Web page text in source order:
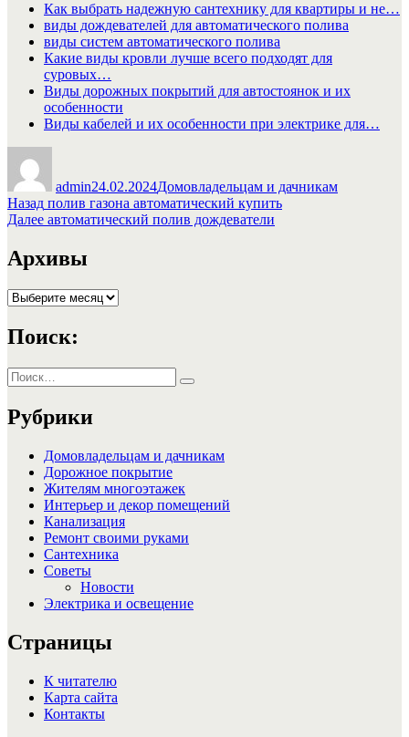
Как выбрать надежную сантехнику для квартиры и не…
виды дождевателей для автоматического полива
виды систем автоматического полива
Какие виды кровли лучше всего подходят для
суровых…
Виды дорожных покрытий для автостоянок и их
особенности
Виды кабелей и их особенности при электрике для…
admin24.02.2024Домовладельцам и дачникам
Навигация
по
записям
Назад Предыдущая
запись:
полив газона автоматический купить
Далее Следующая
автоматический полив дождеватели
Архивы
Архивы
Поиск:
Искать:
Поиск
Рубрики
Домовладельцам и дачникам
Дорожное покрытие
Жителям многоэтажек
Интерьер и декор помещений
Канализация
Ремонт своими руками
Сантехника
Советы
Новости
Электрика и освещение
Страницы
К читателю
Карта сайта
Контакты